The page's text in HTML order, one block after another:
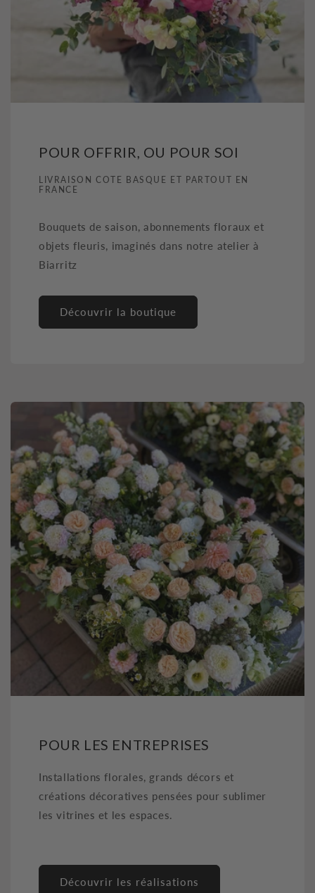
POUR OFFRIR, OU POUR SOI
LIVRAISON COTE BASQUE ET PARTOUT EN
FRANCE
Bouquets de saison, abonnements floraux et
objets fleuris, imaginés dans notre atelier à
Biarritz
Découvrir la boutique
POUR LES ENTREPRISES
Installations florales, grands décors et
créations décoratives pensées pour sublimer
les vitrines et les espaces.
Découvrir les réalisations